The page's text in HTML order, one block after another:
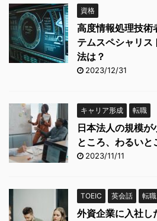
資格
高度情報処理技術
テムスペシャリス
法は？
2023/12/31
キャリア形成 転職
日本法人の規模
ところ、わるいと
2023/11/11
TOEIC 英会話 転職
外資企業に入社し